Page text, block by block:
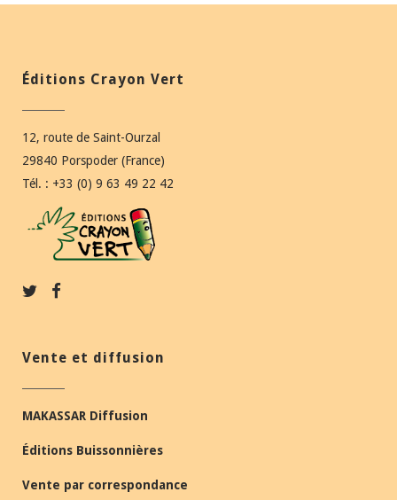
Éditions Crayon Vert
12, route de Saint-Ourzal
29840 Porspoder (France)
Tél. : +33 (0) 9 63 49 22 42
Vente et diffusion
MAKASSAR Diffusion
Éditions Buissonnières
Vente par correspondance